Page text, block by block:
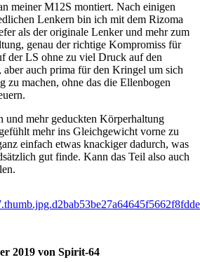
meiner M12S montiert. Nach einigen
Lenkern bin ich mit dem Rizoma
als der originale Lenker und mehr zum
genau der richtige Kompromiss für
der LS ohne zu viel Druck auf den
aber auch prima für den Kringel um sich
zu machen, ohne das die Ellenbogen
und mehr geduckten Körperhaltung
mehr ins Gleichgewicht vorne zu
einfach etwas knackiger dadurch, was
gut finde. Kann das Teil also auch
2019 von Spirit-64